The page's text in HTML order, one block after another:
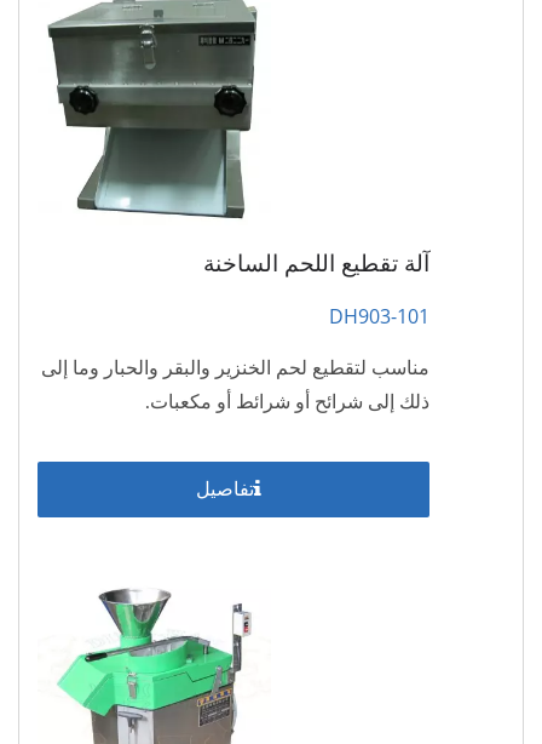
آلة تقطيع اللحم الساخنة
DH903-101
مناسب لتقطيع لحم الخنزير والبقر والحبار وما إلى
ذلك إلى شرائح أو شرائط أو مكعبات.
تفاصيل